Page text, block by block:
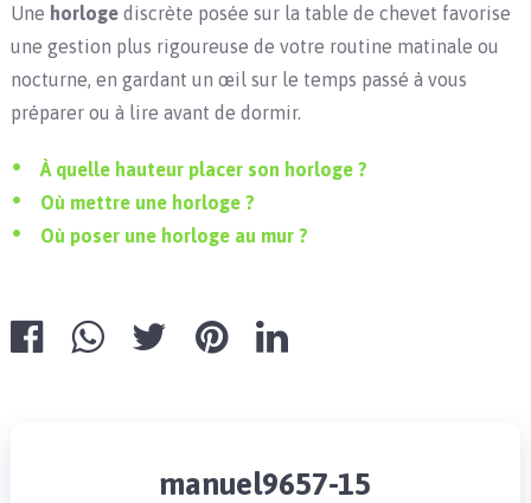
Une horlogediscrète posée sur la table de chevet favorise
une gestion plus rigoureuse de votre routine matinale ou
nocturne, en gardant un œil sur le temps passé à vous
préparer ou à lire avant de dormir.
À quelle hauteur placer son horloge ?
Où mettre une horloge ?
Où poser une horloge au mur ?
manuel9657-15